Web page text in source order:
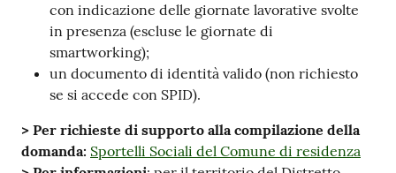
con indicazione delle giornate lavorative svolte
in presenza (escluse le giornate di
smartworking);
un documento di identità valido (non richiesto
se si accede con SPID).
> Per richieste di supporto alla compilazione della
domanda: Sportelli Sociali del Comune di residenza